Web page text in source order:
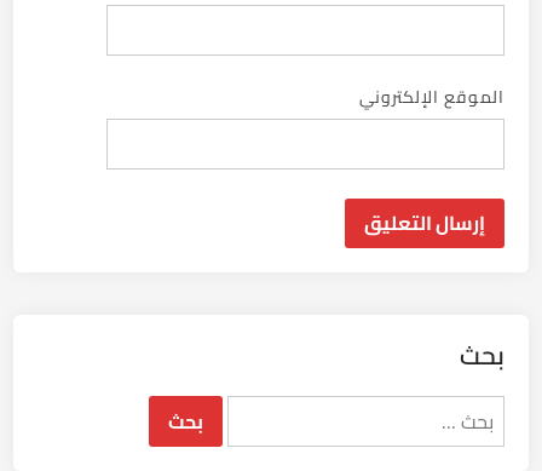
الموقع الإلكتروني
بحث
البحث
عن: